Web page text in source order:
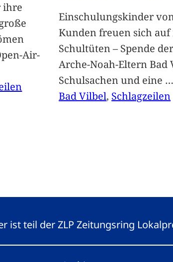
ihre
Air-
Einschulungskinder
Kunden freuen sich
Schultüten – Spende der
Arche-Noah-Eltern Bad
Schulsachen und eine …
Bad Vilbel, Schlagzeilen
ist teil der ZLP Zeitungsring